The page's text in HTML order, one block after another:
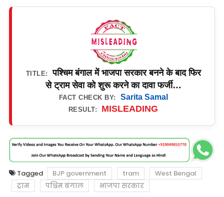
TITLE:
पश्चिम बंगाल में भाजपा सरकार बनने के बाद फिर
से ट्राम सेवा को शुरू करने का दावा फर्जी…
FACT CHECK BY: Sarita Samal
RESULT: MISLEADING
Tagged BJP government tram
West Bengal
ट्राम
पश्चिम बंगाल भाजपा सरकार